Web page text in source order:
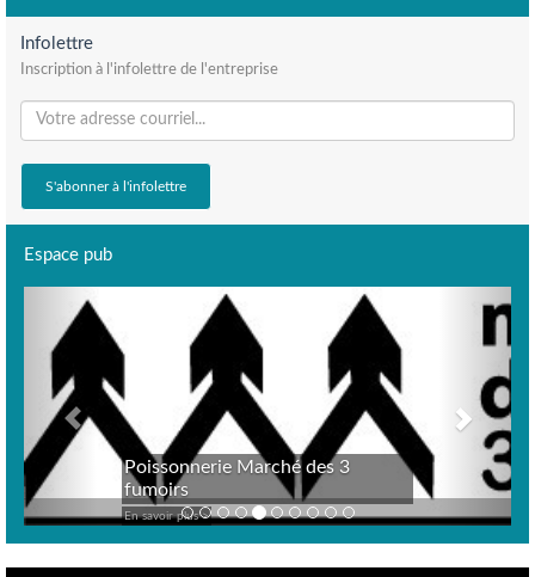
Infolettre
Inscription à l'infolettre de l'entreprise
Espace pub
Poissonnerie Marché des 3
fumoirs
En savoir plus >
Previous